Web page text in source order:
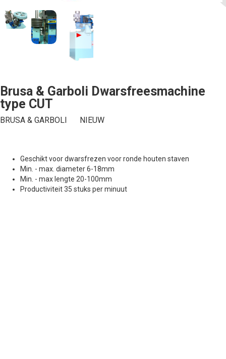
Brusa & Garboli Dwarsfreesmachine
type CUT
BRUSA & GARBOLI NIEUW
Geschikt voor dwarsfrezen voor ronde houten staven
Min. - max. diameter 6-18mm
Min. - max lengte 20-100mm
Productiviteit 35 stuks per minuut